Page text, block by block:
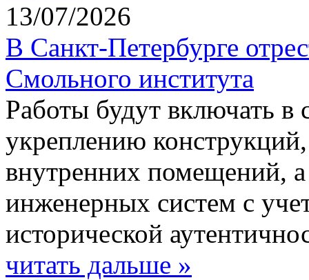
13/07/2026
В Санкт-Петербурге
Смольного института
Работы будут включать в
укреплению
внутренних помещений,
инженерных систем с
исторической
читать дальше »